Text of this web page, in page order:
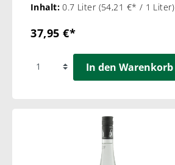
Inhalt:0.7 Liter (54,21 €* / 1 Liter)
37,95 €*
In den Warenkorb